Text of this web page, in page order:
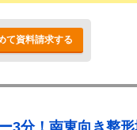
て資料請求する